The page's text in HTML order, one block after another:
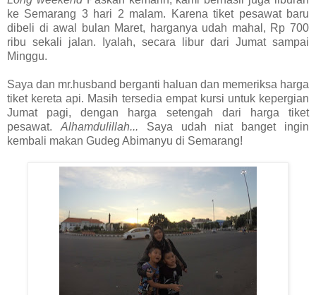
ke Semarang 3 hari 2 malam. Karena tiket pesawat baru
dibeli di awal bulan Maret, harganya udah mahal, Rp 700
ribu sekali jalan. Iyalah, secara libur dari Jumat sampai
Minggu.
Saya dan mr.husband berganti haluan dan memeriksa harga
tiket kereta api. Masih tersedia empat kursi untuk kepergian
Jumat pagi, dengan harga setengah dari harga tiket
pesawat. Alhamdulillah... Saya udah niat banget ingin
kembali makan Gudeg Abimanyu di Semarang!